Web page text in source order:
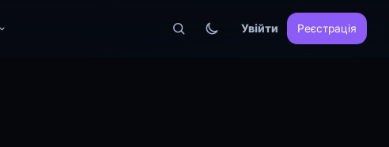
Увійти Реєстрація